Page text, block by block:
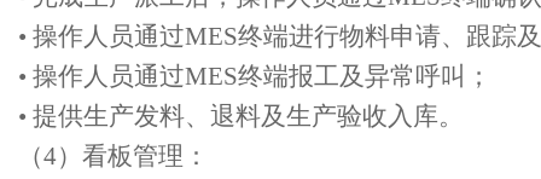
• 操作人员通过MES终端进行物料申请、跟踪
• 操作人员通过MES终端报工及异常呼叫；
• 提供生产发料、退料及生产验收入库。
（4）看板管理：